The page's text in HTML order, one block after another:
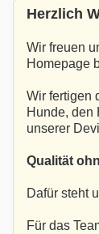
Herzlich
Wir freuen
Homepage
Wir fertigen
Hunde, den
unserer
Qualität
Dafür steht
Für das